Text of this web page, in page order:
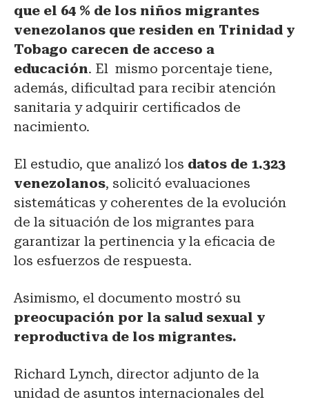
que el 64 % de los niños migrantes
venezolanos que residen en Trinidad y
Tobago carecen de acceso a
educación. El mismo porcentaje tiene,
además, dificultad para recibir atención
sanitaria y adquirir certificados de
nacimiento.
El estudio, que analizó los datos de 1.323
venezolanos, solicitó evaluaciones
sistemáticas y coherentes de la evolución
de la situación de los migrantes para
garantizar la pertinencia y la eficacia de
los esfuerzos de respuesta.
Asimismo, el documento mostró su
preocupación por la salud sexual y
reproductiva de los migrantes.
Richard Lynch, director adjunto de la
unidad de asuntos internacionales del